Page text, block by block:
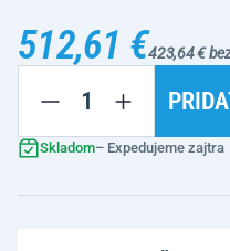
512,61 €423,64 €
Skladom– Expedujeme zajtra